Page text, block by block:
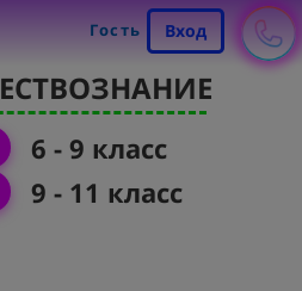
Гость Вход
6 - 9 класс
9 - 11 класс